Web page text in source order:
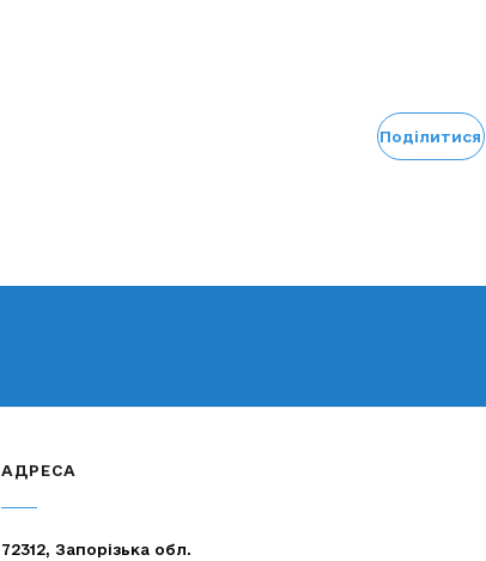
Поділитися
АДРЕСА
72312, Запорізька обл.